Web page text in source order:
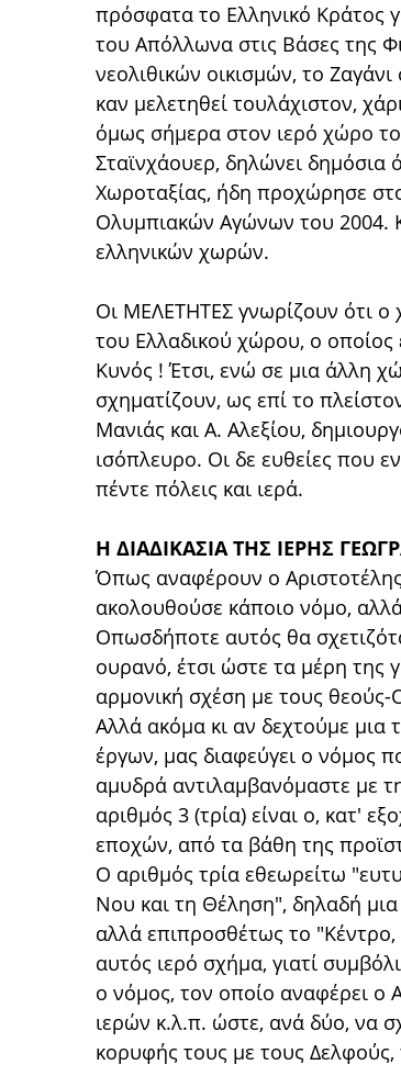
πρόσφατα το Ελληνικό Κράτος
του Απόλλωνα στις Βάσες της
νεολιθικών οικισμών, το
καν μελετηθεί τουλάχιστον,
όμως σήμερα στον ιερό χώρο
Σταϊνχάουερ, δηλώνει δημόσια
Χωροταξίας, ήδη προχώρησε
Ολυμπιακών Αγώνων του 2004.
ελληνικών χωρών.
Οι ΜΕΛΕΤΗΤΕΣ γνωρίζουν ότι ο
του Ελλαδικού χώρου, ο
Κυνός ! Έτσι, ενώ σε μια άλλη
σχηματίζουν, ως επί το
Μανιάς και Α. Αλεξίου,
ισόπλευρο. Οι δε ευθείες που
πέντε πόλεις και ιερά.
Η ΔΙΑΔΙΚΑΣΙΑ ΤΗΣ ΙΕΡΗΣ
Όπως αναφέρουν ο
ακολουθούσε κάποιο νόμο,
Οπωσδήποτε αυτός θα
ουρανό, έτσι ώστε τα μέρη της
αρμονική σχέση με τους
Αλλά ακόμα κι αν δεχτούμε
έργων, μας διαφεύγει ο νόμος
αμυδρά αντιλαμβανόμαστε με
αριθμός 3 (τρία) είναι ο, κατ'
εποχών, από τα βάθη της
Ο αριθμός τρία εθεωρείτω
Νου και τη Θέληση", δηλαδή
αλλά επιπροσθέτως το "Κέντρο,
αυτός ιερό σχήμα, γιατί
ο νόμος, τον οποίο αναφέρει ο
ιερών κ.λ.π. ώστε, ανά δύο, να
κορυφής τους με τους